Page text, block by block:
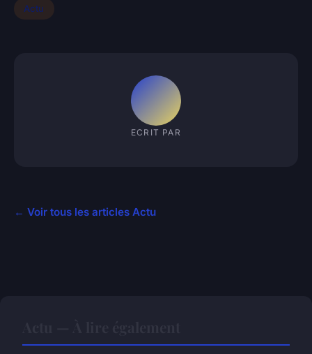
Actu
ECRIT PAR
← Voir tous les articles Actu